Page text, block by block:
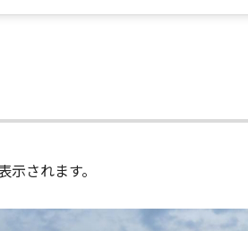
されます。